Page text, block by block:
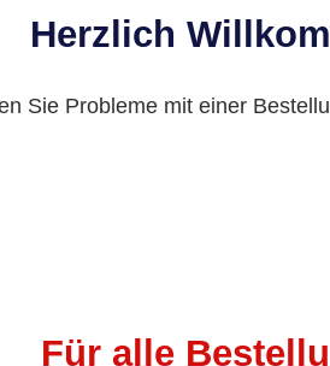
Herzlich
Sie Probleme mit einer
Für alle